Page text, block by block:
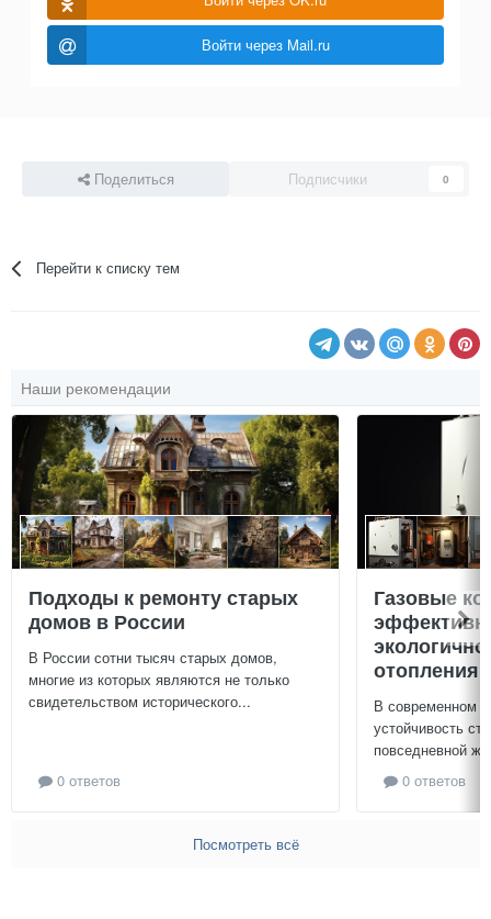
Войти через Mail.ru
Поделиться Подписчики 0
Перейти к списку тем
Наши рекомендации
Подходы к ремонту старых
домов в России
В России сотни тысяч старых домов,
многие из которых являются не только
свидетельством исторического...
0 ответов
Газовые
отопления
В современном
устойчивость
повседневной
0 ответов
Посмотреть всё